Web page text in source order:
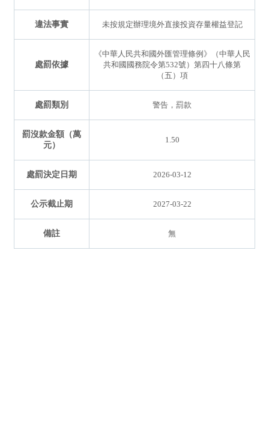
違法事實 未按規定辦理境外直接投資存量權益登記
處罰依據
《中華人民共和國外匯管理條例》（中華人民
共和國國務院令第532號）第四十八條第
（五）項
處罰類別 警告，罰款
罰沒款金額（萬
元）
1.50
處罰決定日期 2026-03-12
公示截止期 2027-03-22
備註 無